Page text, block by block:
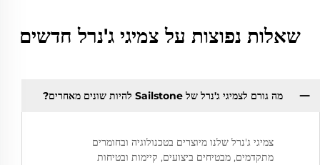
שאלות נפוצות על צמיגי ג'נרל חדשים
מה גורם לצמיגי ג'נרל של Sailstone להיות שונים מאחרים?
צמיגי ג'נרל שלנו מיוצרים בטכנולוגיה ובחומרים
מתקדמים, מבטיחים ביצועים, קיימות ובטיחות